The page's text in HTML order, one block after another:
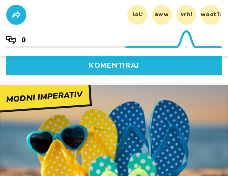
lol! aww vrh! woot?!
0
KOMENTIRAJ
MODNI IMPERATIV